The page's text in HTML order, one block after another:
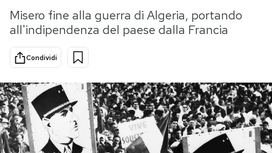
Politica
Tecnologia
Internet
Cultura
Economia
Sport
Consumismi
Europa
Altrecose
Mondiali calcio 2026
Misero fine alla guerra di Algeria, portando
all'indipendenza del paese dalla Francia
Condividi